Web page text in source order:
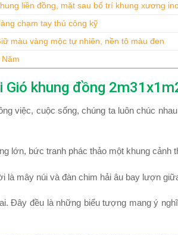
liền đồng, mặt sau bố trí khung xương
chạm tay thủ công kỹ
màu vàng mộc tự nhiên, nền tô màu đen
Năm
khung đồng
việc, cuộc sống, chúng ta luôn chúc nhau
lớn, bức tranh phác thảo một khung cảnh
là mây núi và đàn chim hải âu bay lượn
Đây đều là những biểu tượng mang ý